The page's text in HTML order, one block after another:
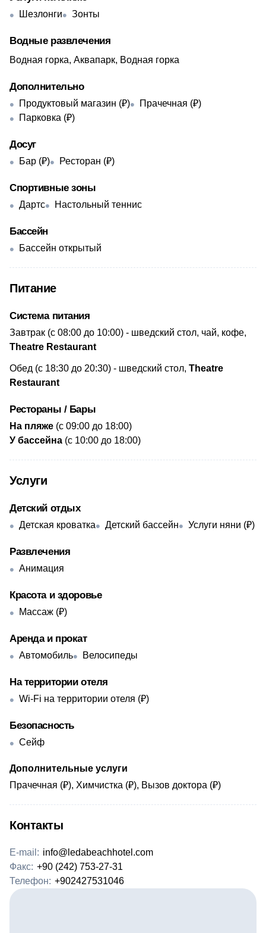
Шезлонги Зонты
Водные развлечения
Водная горка, Аквапарк, Водная горка
Дополнительно
Продуктовый магазин (₽)
Прачечная (₽)
Парковка (₽)
Досуг
Бар (₽) Ресторан (₽)
Спортивные зоны
Дартс Настольный теннис
Бассейн
Бассейн открытый
Питание
Система питания
​Завтрак (с 08:00 до 10:00) - шведский стол, чай, кофе,
Theatre Restaurant
Обед (с 18:30 до 20:30) - шведский стол, Theatre
Restaurant
Рестораны / Бары
​На пляже (с 09:00 до 18:00)
У бассейна (с 10:00 до 18:00)
Услуги
Детский отдых
Детская кроватка Детский бассейн Услуги няни (₽)
Развлечения
Анимация
Красота и здоровье
Массаж (₽)
Аренда и прокат
Автомобиль Велосипеды
На территории отеля
Wi-Fi на территории отеля (₽)
Безопасность
Сейф
Дополнительные услуги
Прачечная (₽), Химчистка (₽), Вызов доктора (₽)
Контакты
E-mail: info@ledabeachhotel.com
Факс: +90 (242) 753-27-31
Телефон: +902427531046